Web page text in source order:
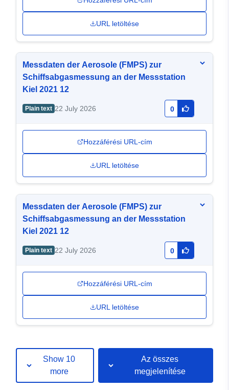
URL letöltése
Messdaten der Aerosole (FMPS) zur
Schiffsabgasmessung an der Messstation
Kiel 2021 12
Plain text 22 July 2026 0
Hozzáférési URL-cím
URL letöltése
Messdaten der Aerosole (FMPS) zur
Schiffsabgasmessung an der Messstation
Kiel 2021 12
Plain text 22 July 2026 0
Hozzáférési URL-cím
URL letöltése
Show 10
more
Az összes
megjelenítése